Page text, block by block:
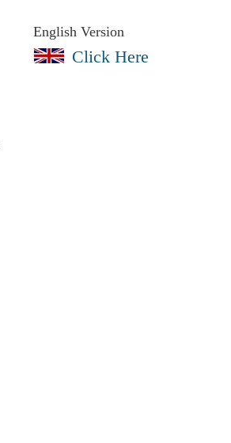
English Version
Click Here